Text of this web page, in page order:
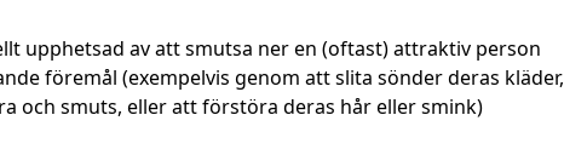
upphetsad av att smutsa ner en (oftast) attraktiv person
föremål (exempelvis genom att slita sönder deras kläder,
och smuts, eller att förstöra deras hår eller smink)